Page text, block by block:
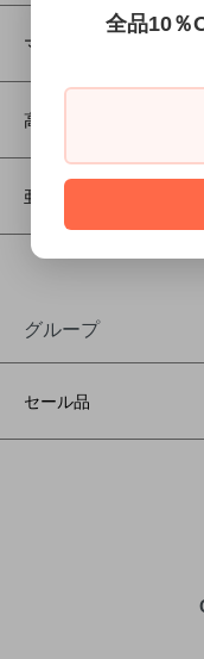
マルチビタミン・ミネラ
高濃度マグネシウム
亜麻仁油(アマニ油) サ
グループ
セール品
全品10％